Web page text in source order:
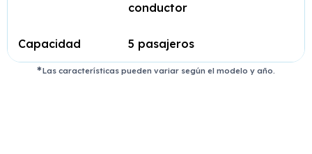
conductor
Capacidad 5 pasajeros
Las características pueden variar según el modelo y año.